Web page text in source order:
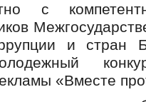
с
и стран
«Вместе